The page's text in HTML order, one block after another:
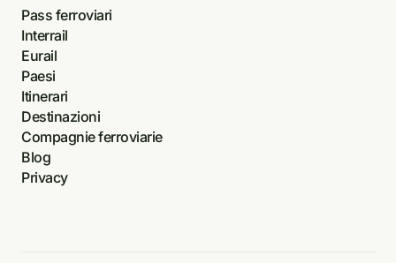
Pass ferroviari
Interrail
Eurail
Paesi
Itinerari
Destinazioni
Compagnie ferroviarie
Blog
Privacy